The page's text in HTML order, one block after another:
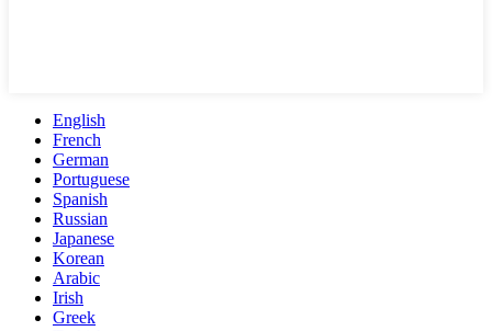
English
French
German
Portuguese
Spanish
Russian
Japanese
Korean
Arabic
Irish
Greek